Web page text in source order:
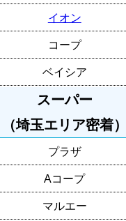
イオン
コープ
ベイシア
スーパー
（埼玉エリア密着）
プラザ
Aコープ
マルエー